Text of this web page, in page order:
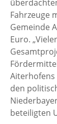
Fahrzeuge
Gemeinde
Euro.
den
beteiligten